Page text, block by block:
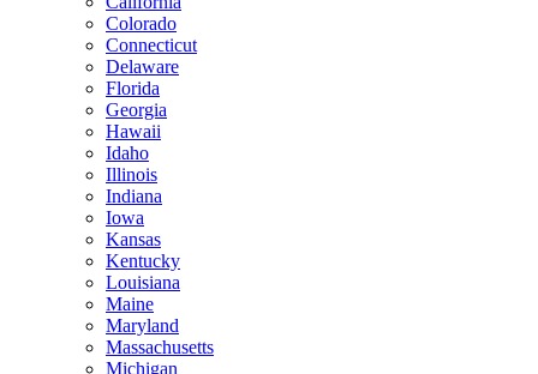
Colorado
Connecticut
Delaware
Florida
Georgia
Hawaii
Idaho
Illinois
Indiana
Iowa
Kansas
Kentucky
Louisiana
Maine
Maryland
Massachusetts
Michigan